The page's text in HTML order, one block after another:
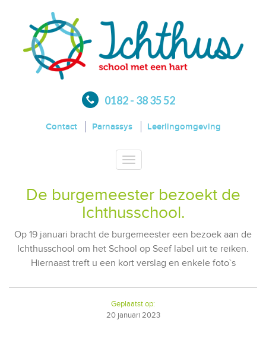
0182 - 38 35 52
Contact Parnassys Leerlingomgeving
Toggle
navigation
De burgemeester bezoekt de
Ichthusschool.
Op 19 januari bracht de burgemeester een bezoek aan de
Ichthusschool om het School op Seef label uit te reiken.
Hiernaast treft u een kort verslag en enkele foto`s
Geplaatst op:
20 januari 2023